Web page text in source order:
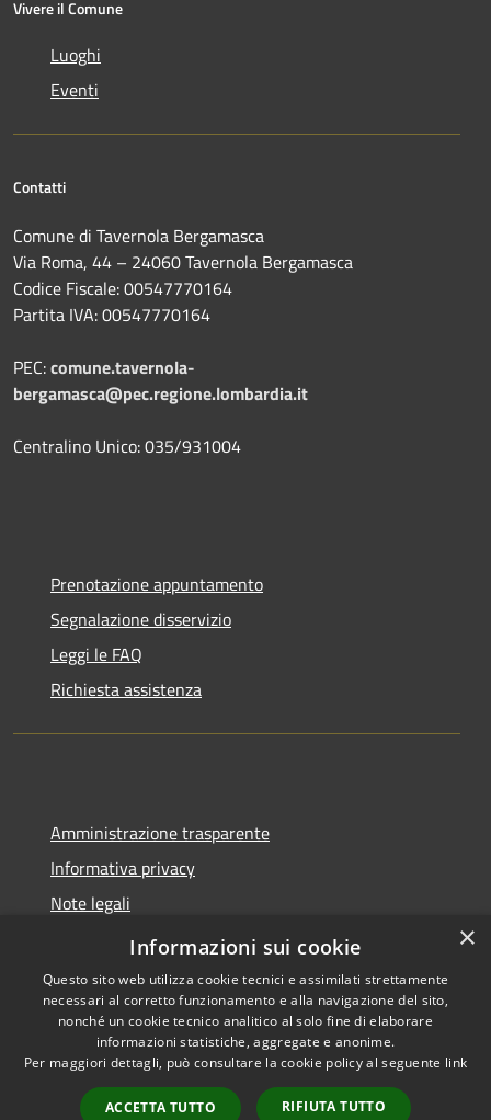
Vivere il Comune
Luoghi
Eventi
Contatti
Comune di Tavernola Bergamasca
Via Roma, 44 – 24060 Tavernola Bergamasca
Codice Fiscale: 00547770164
Partita IVA: 00547770164
PEC:comune.tavernola-
bergamasca@pec.regione.lombardia.it
Centralino Unico: 035/931004
Prenotazione appuntamento
Segnalazione disservizio
Leggi le FAQ
Richiesta assistenza
Amministrazione trasparente
Informativa privacy
Note legali
Dichiarazione di accessibilità
Accessibilità
Copyright © 2026 • Comune di
Tavernola Bergamasca •
Powered byMunicipium
×
Informazioni sui cookie
Questo sito web utilizza cookie tecnici e assimilati strettamente
necessari al corretto funzionamento e alla navigazione del sito,
nonché un cookie tecnico analitico al solo fine di elaborare
informazioni statistiche, aggregate e anonime.
Per maggiori dettagli, può consultare la cookie policy al seguente link
ACCETTA TUTTO RIFIUTA TUTTO